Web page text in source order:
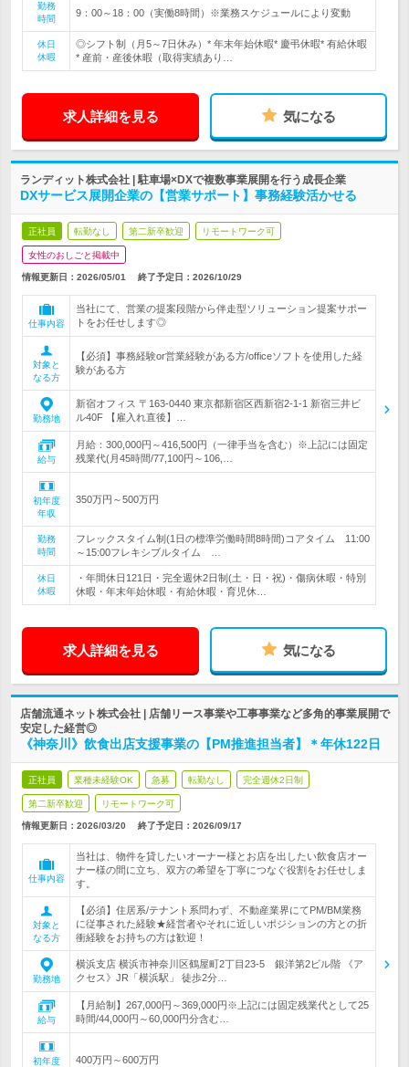
勤務
時間
9：00～18：00（実働8時間）※業務スケジュールにより変動
休日
休暇
◎シフト制（月5～7日休み）* 年末年始休暇* 慶弔休暇* 有給休暇
* 産前・産後休暇（取得実績あり…
求人詳細を見る 気になる
ランディット株式会社 | 駐車場×DXで複数事業展開を行う成長企業
DXサービス展開企業の【営業サポート】事務経験活かせる
正社員 転勤なし 第二新卒歓迎 リモートワーク可
女性のおしごと掲載中
情報更新日：2026/05/01 終了予定日： 2026/10/29
仕事内容
当社にて、営業の提案段階から伴走型ソリューション提案サポー
トをお任せします◎
対象と
なる方
【必須】事務経験or営業経験がある方/officeソフトを使用した経
験がある方
勤務地
新宿オフィス 〒163-0440 東京都新宿区西新宿2-1-1 新宿三井ビ
ル40F 【雇入れ直後】…
給与
月給：300,000円～416,500円（一律手当を含む）※上記には固定
残業代(月45時間/77,100円～106,…
初年度
年収
350万円～500万円
勤務
時間
フレックスタイム制(1日の標準労働時間8時間)コアタイム 11:00
～15:00フレキシブルタイム …
休日
休暇
・年間休日121日・完全週休2日制(土・日・祝)・傷病休暇・特別
休暇・年末年始休暇・有給休暇・育児休…
求人詳細を見る 気になる
店舗流通ネット株式会社 | 店舗リース事業や工事事業など多角的事業展開で
安定した経営◎
《神奈川》飲食出店支援事業の【PM推進担当者】＊年休122日
正社員 業種未経験OK 急募 転勤なし 完全週休2日制
第二新卒歓迎 リモートワーク可
情報更新日：2026/03/20 終了予定日： 2026/09/17
仕事内容
当社は、物件を貸したいオーナー様とお店を出したい飲食店オー
ナー様の間に立ち、双方の希望を丁寧につなぐ役割をお任せしま
す。
対象と
なる方
【必須】住居系/テナント系問わず、不動産業界にてPM/BM業務
に従事された経験★経営者やそれに近しいポジションの方との折
衝経験をお持ちの方は歓迎！
勤務地
横浜支店 横浜市神奈川区鶴屋町2丁目23‐5 銀洋第2ビル階 《ア
クセス》JR「横浜駅」 徒歩2分…
給与
【月給制】267,000円～369,000円※上記には固定残業代として25
時間/44,000円～60,000円分含む…
初年度
400万円～600万円